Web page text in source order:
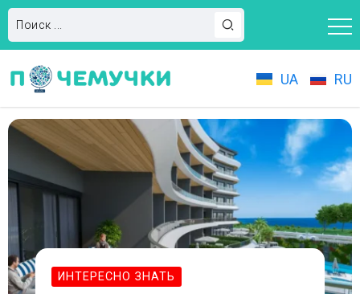
UA RU
ИНТЕРЕСНО ЗНАТЬ